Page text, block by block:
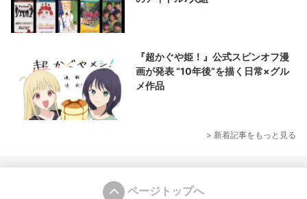
『超かぐや姫！』公式スピンオフ漫
画が発表 “10年後”を描く日常×グル
メ作品
> 新着記事をもっと見る
ページトップへ